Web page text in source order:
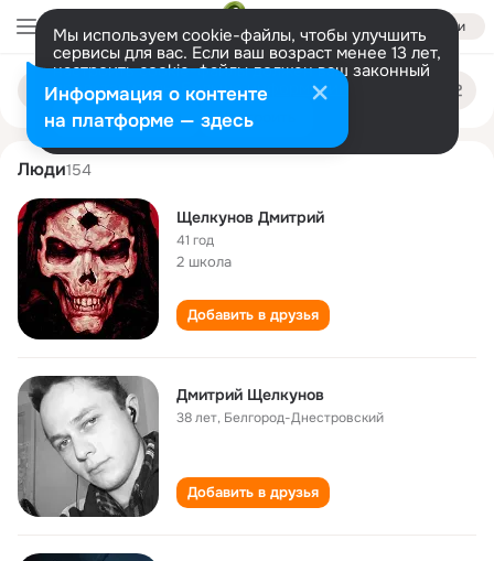
Войти
Мы используем cookie-файлы, чтобы улучшить
сервисы для вас. Если ваш возраст менее 13 лет,
настроить cookie-файлы должен ваш законный
представитель. Больше информации
Разрешить все Настроить
Поиск
людям
dmitriy schelkunov
Люди154
Щелкунов Дмитрий
41 год
2 школа
Добавить в друзья
Дмитрий Щелкунов
38 лет, Белгород-Днестровский
Добавить в друзья
Информация о контенте
на платформе — здесь